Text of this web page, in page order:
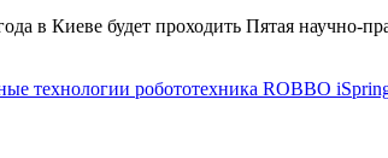
в Киеве будет проходить Пятая научно-
технологии робототехника ROBBO